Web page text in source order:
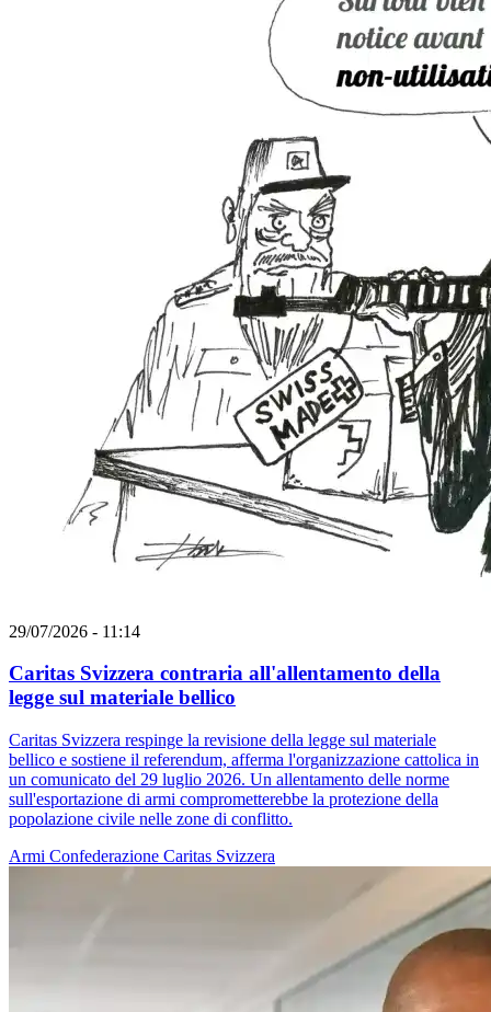
29/07/2026 - 11:14
Caritas Svizzera contraria all'allentamento della
legge sul materiale bellico
Caritas Svizzera respinge la revisione della legge sul materiale
bellico e sostiene il referendum, afferma l'organizzazione cattolica in
un comunicato del 29 luglio 2026. Un allentamento delle norme
sull'esportazione di armi comprometterebbe la protezione della
popolazione civile nelle zone di conflitto.
Armi Confederazione Caritas Svizzera